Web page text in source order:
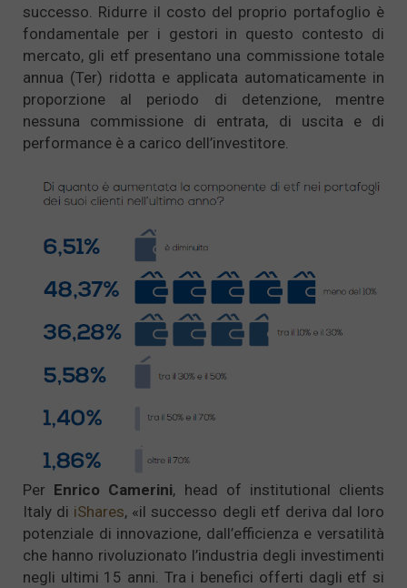
successo. Ridurre il costo del proprio portafoglio è
fondamentale per i gestori in questo contesto di
mercato, gli etf presentano una commissione totale
annua (Ter) ridotta e applicata automaticamente in
proporzione al periodo di detenzione, mentre
nessuna commissione di entrata, di uscita e di
performance è a carico dell’investitore.
Per Enrico Camerini, head of institutional clients
Italy di iShares, «il successo degli etf deriva dal loro
potenziale di innovazione, dall’efficienza e versatilità
che hanno rivoluzionato l’industria degli investimenti
negli ultimi 15 anni. Tra i benefici offerti dagli etf si